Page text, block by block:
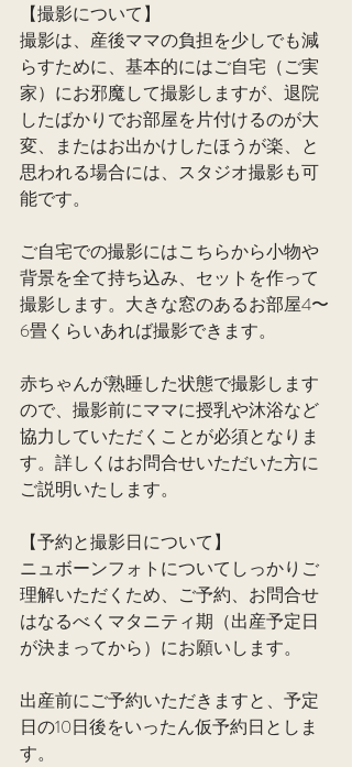
【撮影について】
撮影は、産後ママの負担を少しでも減
らすために、基本的にはご自宅（ご実
家）にお邪魔して撮影しますが、退院
したばかりでお部屋を片付けるのが大
変、またはお出かけしたほうが楽、と
思われる場合には、スタジオ撮影も可
能です。
ご自宅での撮影にはこちらから小物や
背景を全て持ち込み、セットを作って
撮影します。大きな窓のあるお部屋4〜
6畳くらいあれば撮影できます。
赤ちゃんが熟睡した状態で撮影します
ので、撮影前にママに授乳や沐浴など
協力していただくことが必須となりま
す。詳しくはお問合せいただいた方に
ご説明いたします。
【予約と撮影日について】
ニュボーンフォトについてしっかりご
理解いただくため、ご予約、お問合せ
はなるべくマタニティ期（出産予定日
が決まってから）にお願いします。
出産前にご予約いただきますと、予定
日の10日後をいったん仮予約日としま
す。